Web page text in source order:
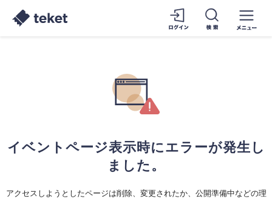
イベントページ表示時にエラーが発生し
ました。
アクセスしようとしたページは削除、変更されたか、公開準備中などの理